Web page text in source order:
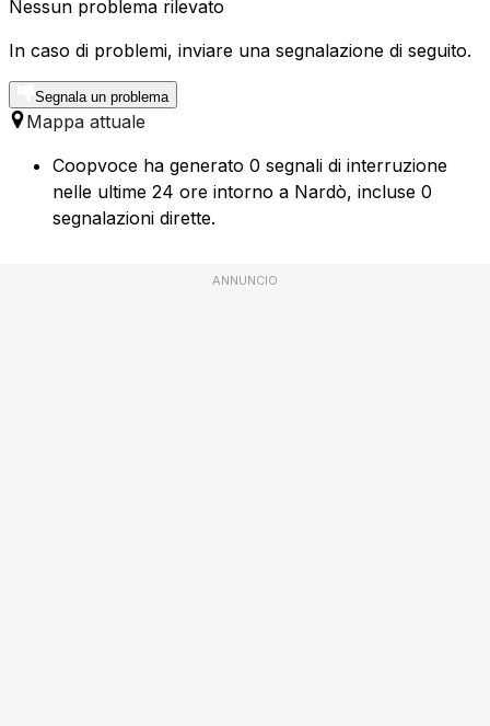
Nessun problema rilevato
In caso di problemi, inviare una segnalazione di seguito.
Segnala un problema
Mappa attuale
Coopvoce ha generato 0 segnali di interruzione
nelle ultime 24 ore intorno a Nardò, incluse 0
segnalazioni dirette.
ANNUNCIO